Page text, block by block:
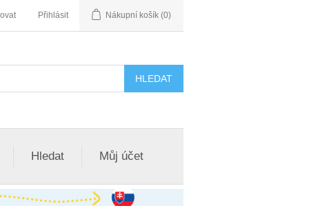
Přihlásit Nákupní košík (0)
Hledat Můj účet